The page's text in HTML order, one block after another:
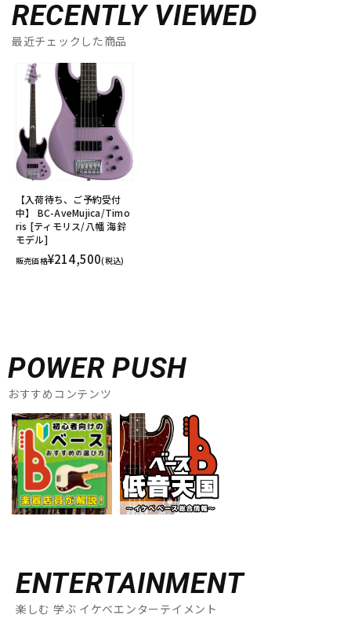
RECENTLY VIEWED
最近チェックした商品
【入荷待ち、ご予約受付
中】 BC-AveMujica/Timo
ris [ティモリス/八幡 海鈴
モデル]
販売価格¥214,500(税込)
POWER PUSH
おすすめコンテンツ
ENTERTAINMENT
楽しむ 学ぶ イケベエンターテイメント